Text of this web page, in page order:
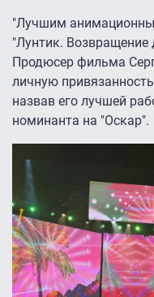
"Лучшим
"Лунтик. Возвращение
Продюсер фильма
личную
назвав его лучшей
номинанта на "Оскар".